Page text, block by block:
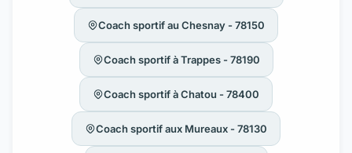
Coach sportif au Chesnay - 78150
Coach sportif à Trappes - 78190
Coach sportif à Chatou - 78400
Coach sportif aux Mureaux - 78130